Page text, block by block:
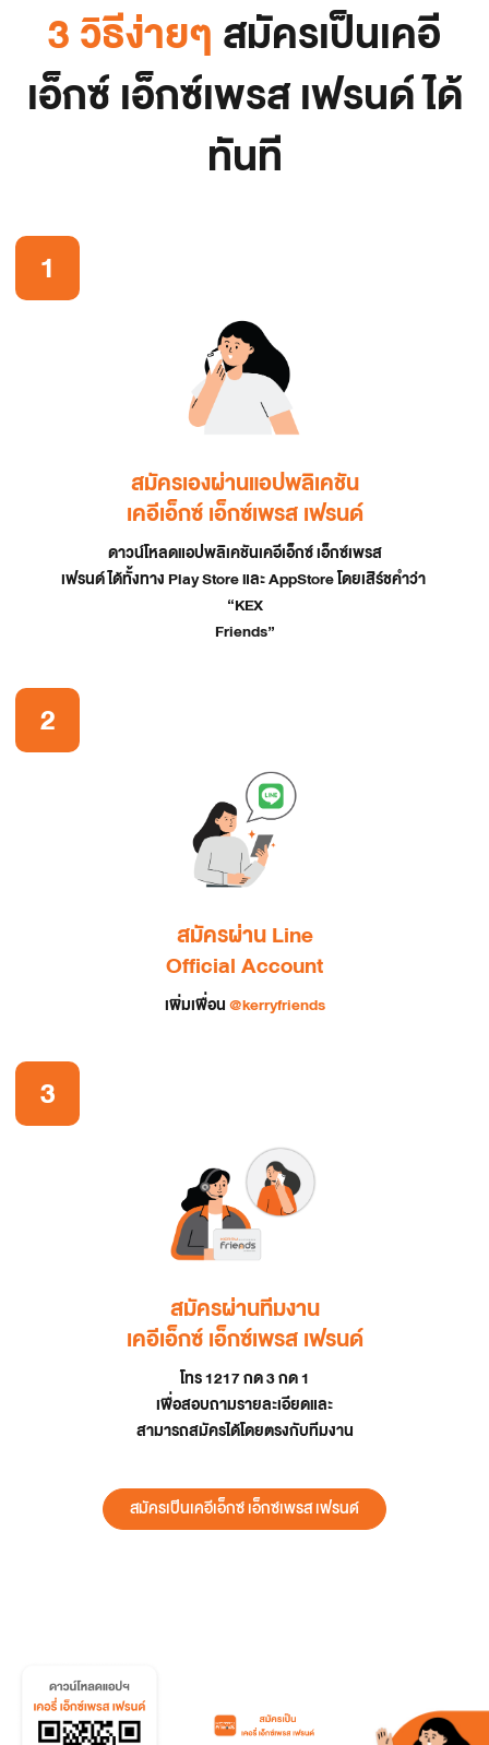
3 วิธีง่ายๆสมัครเป็นเคอี
เอ็กซ์ เอ็กซ์เพรส เฟรนด์ ได้
ทันที
1
สมัครเองผ่านแอปพลิเคชัน
เคอีเอ็กซ์ เอ็กซ์เพรส เฟรนด์
ดาวน์โหลดแอปพลิเคชันเคอีเอ็กซ์ เอ็กซ์เพรส
เฟรนด์ ได้ทั้งทาง Play Store และ AppStore โดยเสิร์ชคำว่า
“KEX
Friends”
2
สมัครผ่าน Line
Official Account
เพิ่มเพื่อน @kerryfriends
3
สมัครผ่านทีมงาน
เคอีเอ็กซ์ เอ็กซ์เพรส เฟรนด์
โทร 1217 กด 3 กด 1
เพื่อสอบถามรายละเอียดและ
สามารถสมัครได้โดยตรงกับทีมงาน
สมัครเป็นเคอีเอ็กซ์ เอ็กซ์เพรส เฟรนด์